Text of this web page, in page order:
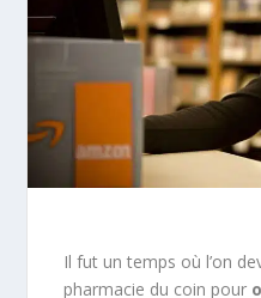
Il fut un temps où l’on
pharmacie du coin pour